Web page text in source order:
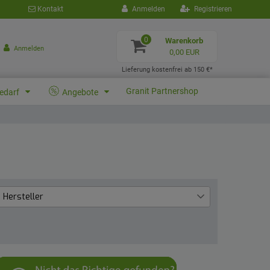
Kontakt Anmelden Registrieren
Anmelden
0
Warenkorb
0,00 EUR
Lieferung kostenfrei ab 150 €*
Angebote Granit Partnershop
Hersteller